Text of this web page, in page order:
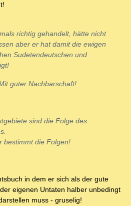
richtig gehandelt, hätte nicht
aber er hat damit die ewigen
Sudetendeutschen und
guter Nachbarschaft!
sind die Folge des
bestimmt die Folgen!
in dem er sich als der gute
eigenen Untaten halber unbedingt
muss - gruselig!